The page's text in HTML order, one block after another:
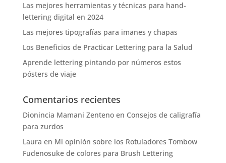
Las mejores herramientas y técnicas para hand-
lettering digital en 2024
Las mejores tipografías para imanes y chapas
Los Beneficios de Practicar Lettering para la Salud
Aprende lettering pintando por números estos
pósters de viaje
Comentarios recientes
Dionincia Mamani Zentenoen Consejos de caligrafía
para zurdos
Laura en Mi opinión sobre los Rotuladores Tombow
Fudenosuke de colores para Brush Lettering